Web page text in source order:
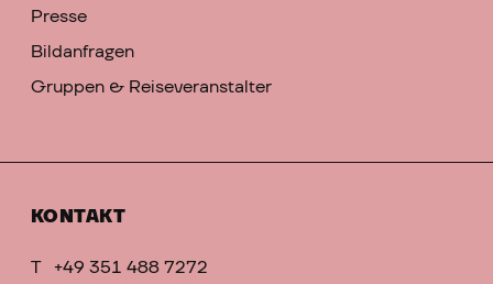
Presse
Bildanfragen
Gruppen & Reiseveranstalter
KONTAKT
T
+49 351 488 7272